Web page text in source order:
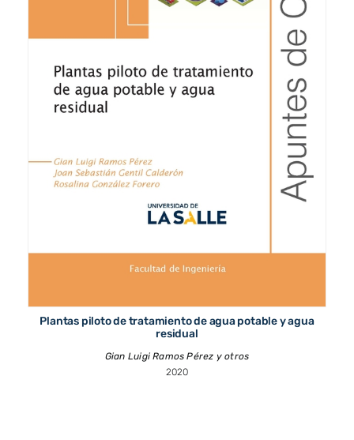
Plantas piloto de tratamiento de agua potable y agua
residual
Gian Luigi Ramos Pérez y otros
2020